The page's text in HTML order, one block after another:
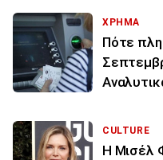
ΧΡΗΜΑ
Πότε
CULTURE
Η Μισέλ